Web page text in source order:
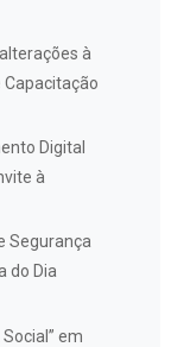
à
Digital
à
Segurança
do Dia
em